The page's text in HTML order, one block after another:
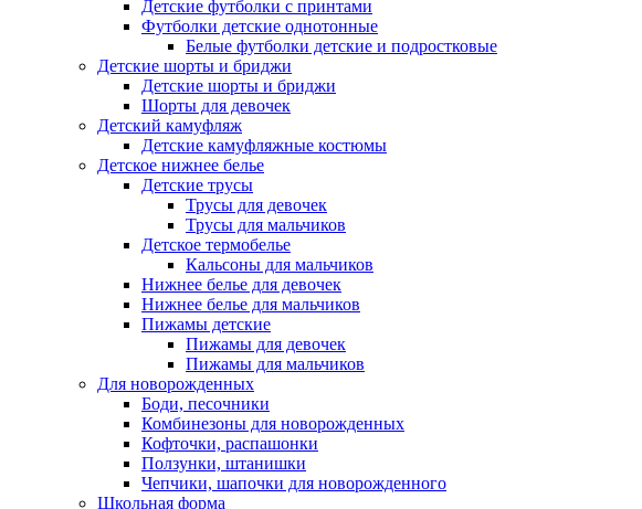
Детские футболки с принтами
Футболки детские однотонные
Белые футболки детские и подростковые
Детские шорты и бриджи
Детские шорты и бриджи
Шорты для девочек
Детский камуфляж
Детские камуфляжные костюмы
Детское нижнее белье
Детские трусы
Трусы для девочек
Трусы для мальчиков
Детское термобелье
Кальсоны для мальчиков
Нижнее белье для девочек
Нижнее белье для мальчиков
Пижамы детские
Пижамы для девочек
Пижамы для мальчиков
Для новорожденных
Боди, песочники
Комбинезоны для новорожденных
Кофточки, распашонки
Ползунки, штанишки
Чепчики, шапочки для новорожденного
Школьная форма